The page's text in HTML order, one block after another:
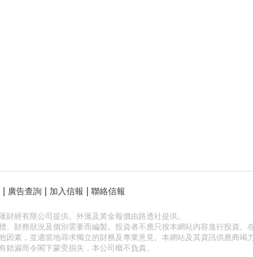
廣告查詢 加入信報 聯絡信報
經有限公司提供。外滙及黃金報價由路透社提供。
財務狀況及個別需要而編製。投資者不應只按本網站內容進行投資。
素，並適當地尋求獨立的財務及專業意見。本網站及其資訊供應商竭
漏而令閣下蒙受損失，本公司概不負責。